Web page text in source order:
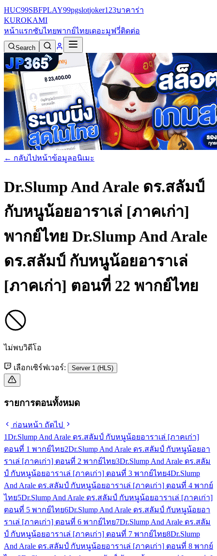
HUC99SBFPLAY99pgslotjoker123บาคาร่า
KUROKAMI
หน้าแรกซับไทยพากย์ไทยเดอะมูฟวี่ติดต่อ
Search
← กลับไปหน้าข้อมูลอนิเมะ
Dr.Slump And Arale ดร.สลัมป์
กับหนูน้อยอาราเล่ [ภาคเก่า]
พากย์ไทย Dr.Slump And Arale
ดร.สลัมป์ กับหนูน้อยอาราเล่
[ภาคเก่า] ตอนที่ 22 พากย์ไทย
ไม่พบวิดีโอ
เลือกเซิร์ฟเวอร์: Server 1 (HLS)
รายการตอนทั้งหมด
ก่อนหน้า ถัดไป
1Dr.Slump And Arale ดร.สลัมป์ กับหนูน้อยอาราเล่ [ภาคเก่า]
ตอนที่ 1 พากย์ไทย2Dr.Slump And Arale ดร.สลัมป์ กับหนูน้อยอา
ราเล่ [ภาคเก่า] ตอนที่ 2 พากย์ไทย3Dr.Slump And Arale ดร.สลัม
ป์ กับหนูน้อยอาราเล่ [ภาคเก่า] ตอนที่ 3 พากย์ไทย4Dr.Slump
And Arale ดร.สลัมป์ กับหนูน้อยอาราเล่ [ภาคเก่า] ตอนที่ 4 พากย์
ไทย5Dr.Slump And Arale ดร.สลัมป์ กับหนูน้อยอาราเล่ [ภาคเก่า]
ตอนที่ 5 พากย์ไทย6Dr.Slump And Arale ดร.สลัมป์ กับหนูน้อยอา
ราเล่ [ภาคเก่า] ตอนที่ 6 พากย์ไทย7Dr.Slump And Arale ดร.สลัม
ป์ กับหนูน้อยอาราเล่ [ภาคเก่า] ตอนที่ 7 พากย์ไทย8Dr.Slump
And Arale ดร.สลัมป์ กับหนูน้อยอาราเล่ [ภาคเก่า] ตอนที่ 8 พากย์